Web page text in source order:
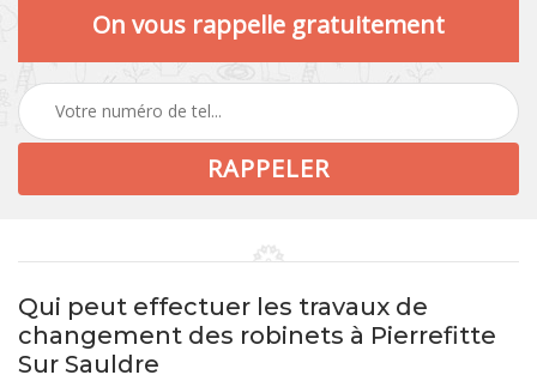
On vous rappelle gratuitement
Qui peut effectuer les travaux de
changement des robinets à Pierrefitte
Sur Sauldre